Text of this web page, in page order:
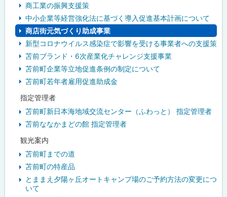
商工業の振興支援策
中小企業等経営強化法に基づく導入促進基本計画について
商店街元気づくり助成事業
新型コロナウイルス感染症で影響を受ける事業者への支援策
苫前ブランド・6次産業化チャレンジ支援事業
苫前町企業等立地促進条例の制定について
苫前町若年者雇用促進助成金
指定管理者
苫前町新日本海地域交流センター（ふわっと） 指定管理者
苫前ななかまどの館 指定管理者
観光案内
苫前町までの道
苫前町の特産品
とままえ夕陽ヶ丘オートキャンプ場のご予約方法の変更につ
いて